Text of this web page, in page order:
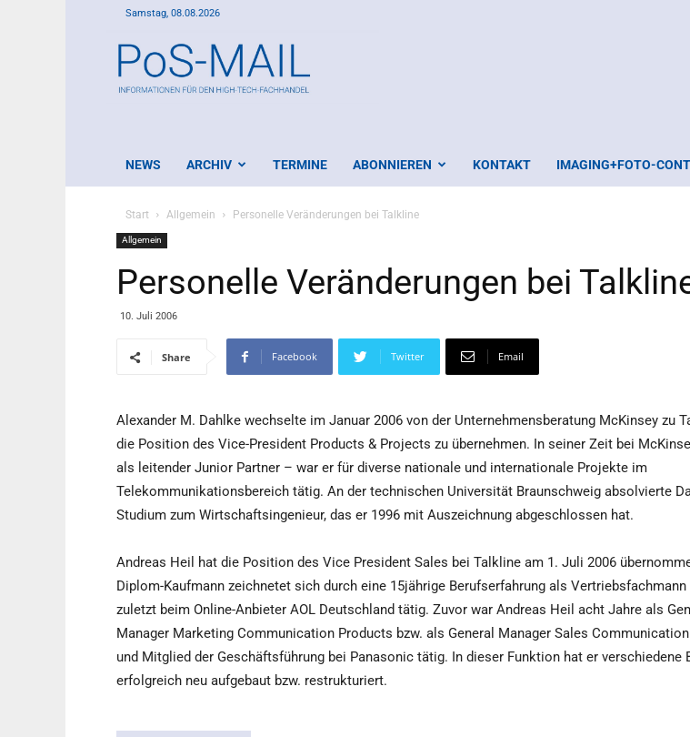
Samstag, 08.08.2026
Mail
NEWS ARCHIV TERMINE ABONNIEREN KONTAKT IMAGING+FOTO-
Start Allgemein Personelle Veränderungen bei Talkline
Allgemein
Personelle Veränderungen bei
10. Juli 2006
Share Facebook Twitter Email
Alexander M. Dahlke wechselte im Januar 2006 von der Unternehmensberatung McKinsey zu
die Position des Vice-President Products & Projects zu übernehmen. In seiner Zeit bei
als leitender Junior Partner – war er für diverse nationale und internationale Projekte im
Telekommunikationsbereich tätig. An der technischen Universität Braunschweig absolvierte
Studium zum Wirtschaftsingenieur, das er 1996 mit Auszeichnung abgeschlossen hat.
Andreas Heil hat die Position des Vice President Sales bei Talkline am 1. Juli 2006
Diplom-Kaufmann zeichnetet sich durch eine 15jährige Berufserfahrung als Vertriebsfachmann
zuletzt beim Online-Anbieter AOL Deutschland tätig. Zuvor war Andreas Heil acht Jahre als
Manager Marketing Communication Products bzw. als General Manager Sales
und Mitglied der Geschäftsführung bei Panasonic tätig. In dieser Funktion hat er verschiedene
erfolgreich neu aufgebaut bzw. restrukturiert.